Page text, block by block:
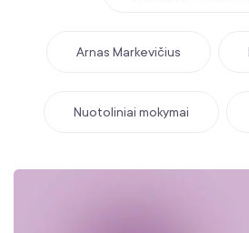
Arnas Markevičius
Nuotoliniai mokymai